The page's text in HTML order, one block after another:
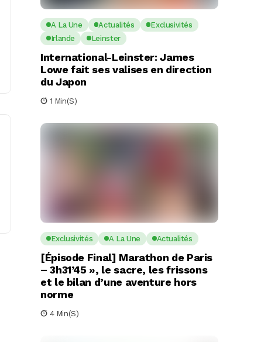
A La Une Actualités
Exclusivités
Irlande
Leinster
International-Leinster: James
Lowe fait ses valises en direction
du Japon
1 Min(s)
Exclusivités A La Une Actualités
[Épisode Final] Marathon de Paris
– 3h31’45 », le sacre, les frissons
et le bilan d’une aventure hors
norme
4 Min(s)